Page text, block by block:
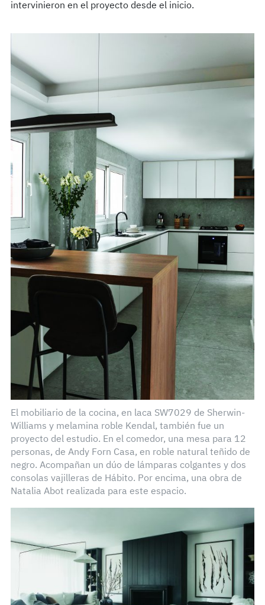
intervinieron en el proyecto desde el inicio.
El mobiliario de la cocina, en laca SW7029 de Sherwin-
Williams y melamina roble Kendal, también fue un
proyecto del estudio. En el comedor, una mesa para 12
personas, de Andy Forn Casa, en roble natural teñido de
negro. Acompañan un dúo de lámparas colgantes y dos
consolas vajilleras de Hábito. Por encima, una obra de
Natalia Abot realizada para este espacio.